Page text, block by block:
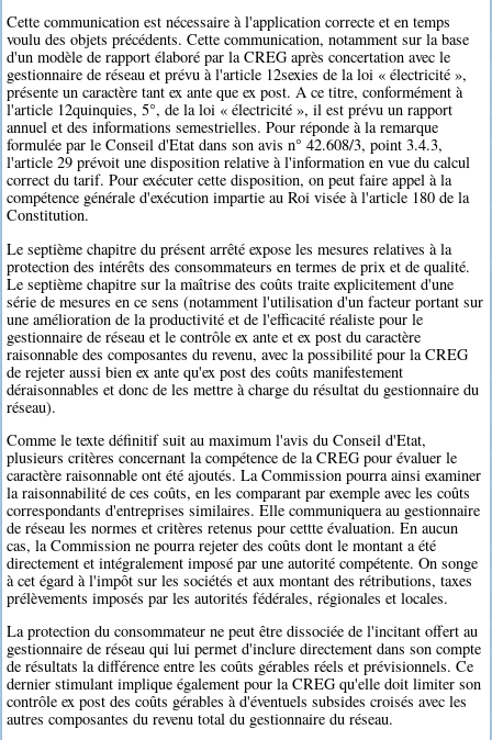
Cette communication est nécessaire à l'application correcte et en temps
voulu des objets précédents. Cette communication, notamment sur la base
d'un modèle de rapport élaboré par la CREG après concertation avec le
gestionnaire de réseau et prévu à l'article 12sexies de la loi « électricité »,
présente un caractère tant ex ante que ex post. A ce titre, conformément à
l'article 12quinquies, 5°, de la loi « électricité », il est prévu un rapport
annuel et des informations semestrielles. Pour réponde à la remarque
formulée par le Conseil d'Etat dans son avis n° 42.608/3, point 3.4.3,
l'article 29 prévoit une disposition relative à l'information en vue du calcul
correct du tarif. Pour exécuter cette disposition, on peut faire appel à la
compétence générale d'exécution impartie au Roi visée à l'article 180 de la
Constitution.
Le septième chapitre du présent arrêté expose les mesures relatives à la
protection des intérêts des consommateurs en termes de prix et de qualité.
Le septième chapitre sur la maîtrise des coûts traite explicitement d'une
série de mesures en ce sens (notamment l'utilisation d'un facteur portant sur
une amélioration de la productivité et de l'efficacité réaliste pour le
gestionnaire de réseau et le contrôle ex ante et ex post du caractère
raisonnable des composantes du revenu, avec la possibilité pour la CREG
de rejeter aussi bien ex ante qu'ex post des coûts manifestement
déraisonnables et donc de les mettre à charge du résultat du gestionnaire du
réseau).
Comme le texte définitif suit au maximum l'avis du Conseil d'Etat,
plusieurs critères concernant la compétence de la CREG pour évaluer le
caractère raisonnable ont été ajoutés. La Commission pourra ainsi examiner
la raisonnabilité de ces coûts, en les comparant par exemple avec les coûts
correspondants d'entreprises similaires. Elle communiquera au gestionnaire
de réseau les normes et critères retenus pour cettte évaluation. En aucun
cas, la Commission ne pourra rejeter des coûts dont le montant a été
directement et intégralement imposé par une autorité compétente. On songe
à cet égard à l'impôt sur les sociétés et aux montant des rétributions, taxes
prélèvements imposés par les autorités fédérales, régionales et locales.
La protection du consommateur ne peut être dissociée de l'incitant offert au
gestionnaire de réseau qui lui permet d'inclure directement dans son compte
de résultats la différence entre les coûts gérables réels et prévisionnels. Ce
dernier stimulant implique également pour la CREG qu'elle doit limiter son
contrôle ex post des coûts gérables à d'éventuels subsides croisés avec les
autres composantes du revenu total du gestionnaire du réseau.